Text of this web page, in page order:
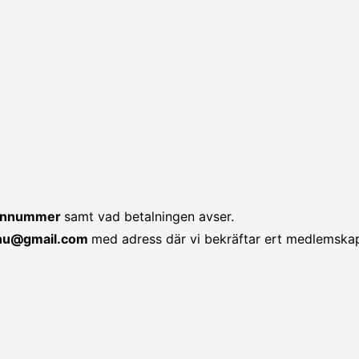
samt vad betalningen avser.
med adress där vi bekräftar ert